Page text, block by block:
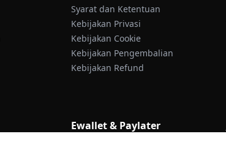
Syarat dan Ketentuan
Kebijakan Privasi
Kebijakan Cookie
Kebijakan Pengembalian
Kebijakan Refund
Ewallet & Paylater